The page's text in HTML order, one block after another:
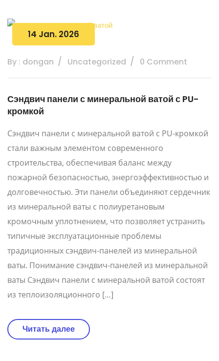
14 Jan. 2026
By : dongan Uncategorized 0 Comment
Сэндвич панели с минеральной ватой с PU-
кромкой
Сэндвич панели с минеральной ватой с PU-кромкой
стали важным элементом современного
строительства, обеспечивая баланс между
пожарной безопасностью, энергоэффективностью и
долговечностью. Эти панели объединяют сердечник
из минеральной ваты с полиуретановым
кромочным уплотнением, что позволяет устранить
типичные эксплуатационные проблемы
традиционных сэндвич-панелей из минеральной
ваты. Понимание сэндвич-панелей из минеральной
ваты Сэндвич панели с минеральной ватой состоят
из теплоизоляционного […]
Читать далее